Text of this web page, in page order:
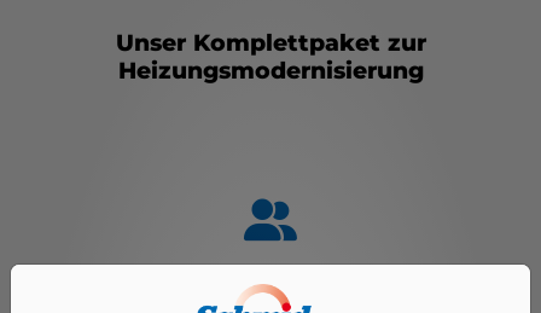
Unser Komplettpaket zur
Heizungsmodernisierung